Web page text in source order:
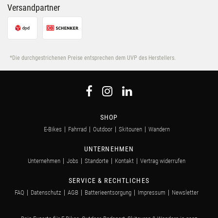
Versandpartner
*Die durchgestrichenen Preise entsprechen dem UVP des Herstellers.
SHOP
E-Bikes Fahrrad Outdoor Skitouren Wandern
UNTERNEHMEN
Unternehmen Jobs Standorte Kontakt Vertrag widerrufen
SERVICE & RECHTLICHES
FAQ Datenschutz AGB Batterieentsorgung Impressum Newsletter